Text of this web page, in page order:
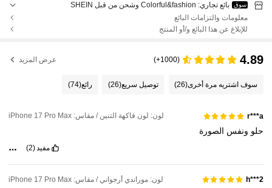
سوق
بائع تجاري: Colorful&fashion وشحن من قبل SHEIN
معلومات والتزامات البائع
للإبلاغ عن هذا البائع و/أو المنتج
4.89
(1000+) عرض المزيد
سوف اشتريه مرة أخرى(26) توصيل سريع(26) رائع(74)
r***a لون: لون فاكهة التنين / مقاس: iPhone 17 Pro Max
حلو ونفس الصورة
مفيد (2)
h***2 لون: موراندي أرجواني / مقاس: iPhone 17 Pro Max